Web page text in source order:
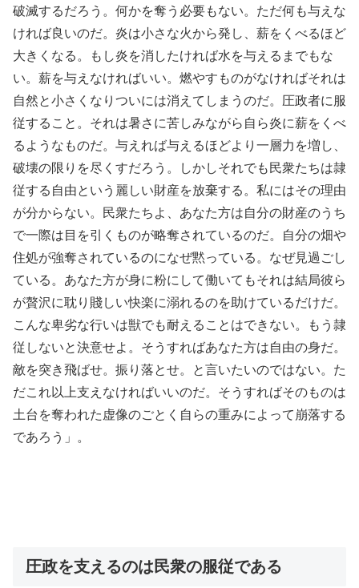
破滅するだろう。何かを奪う必要もない。ただ何も与えな
ければ良いのだ。炎は小さな火から発し、薪をくべるほど
大きくなる。もし炎を消したければ水を与えるまでもな
い。薪を与えなければいい。燃やすものがなければそれは
自然と小さくなりついには消えてしまうのだ。圧政者に服
従すること。それは暑さに苦しみながら自ら炎に薪をくべ
るようなものだ。与えれば与えるほどより一層力を増し、
破壊の限りを尽くすだろう。しかしそれでも民衆たちは隷
従する自由という麗しい財産を放棄する。私にはその理由
が分からない。民衆たちよ、あなた方は自分の財産のうち
で一際は目を引くものが略奪されているのだ。自分の畑や
住処が強奪されているのになぜ黙っている。なぜ見過ごし
ている。あなた方が身に粉にして働いてもそれは結局彼ら
が贅沢に耽り賤しい快楽に溺れるのを助けているだけだ。
こんな卑劣な行いは獣でも耐えることはできない。もう隷
従しないと決意せよ。そうすればあなた方は自由の身だ。
敵を突き飛ばせ。振り落とせ。と言いたいのではない。た
だこれ以上支えなければいいのだ。そうすればそのものは
土台を奪われた虚像のごとく自らの重みによって崩落する
であろう」。
圧政を支えるのは民衆の服従である